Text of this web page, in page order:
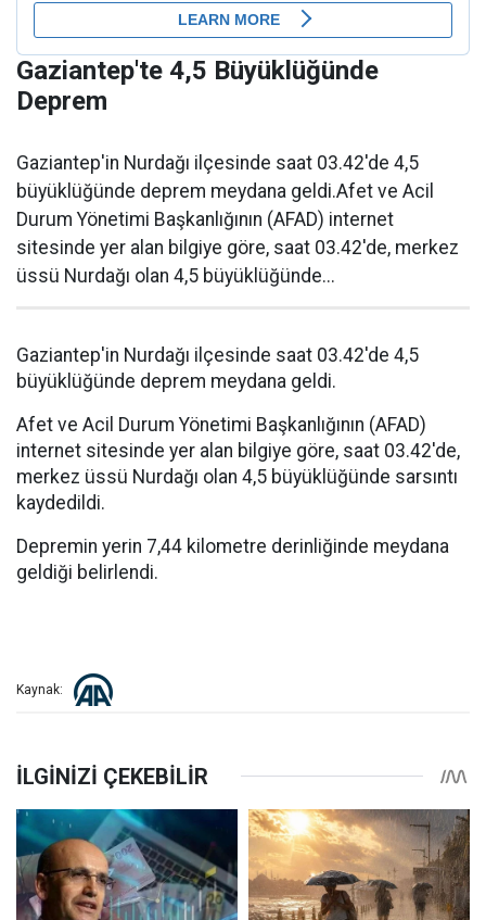
Gaziantep'te 4,5 Büyüklüğünde
Deprem
Gaziantep'in Nurdağı ilçesinde saat 03.42'de 4,5
büyüklüğünde deprem meydana geldi.Afet ve Acil
Durum Yönetimi Başkanlığının (AFAD) internet
sitesinde yer alan bilgiye göre, saat 03.42'de, merkez
üssü Nurdağı olan 4,5 büyüklüğünde...
Gaziantep'in Nurdağı ilçesinde saat 03.42'de 4,5
büyüklüğünde deprem meydana geldi.
Afet ve Acil Durum Yönetimi Başkanlığının (AFAD)
internet sitesinde yer alan bilgiye göre, saat 03.42'de,
merkez üssü Nurdağı olan 4,5 büyüklüğünde sarsıntı
kaydedildi.
Depremin yerin 7,44 kilometre derinliğinde meydana
geldiği belirlendi.
Kaynak: